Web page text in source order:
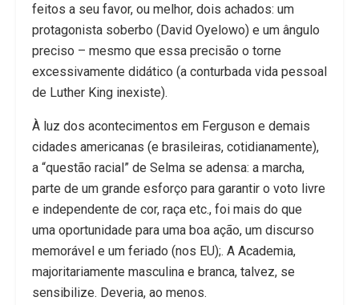
feitos a seu favor, ou melhor, dois achados: um
protagonista soberbo (David Oyelowo) e um ângulo
preciso – mesmo que essa precisão o torne
excessivamente didático (a conturbada vida pessoal
de Luther King inexiste).
À luz dos acontecimentos em Ferguson e demais
cidades americanas (e brasileiras, cotidianamente),
a “questão racial” de Selma se adensa: a marcha,
parte de um grande esforço para garantir o voto livre
e independente de cor, raça etc., foi mais do que
uma oportunidade para uma boa ação, um discurso
memorável e um feriado (nos EU);. A Academia,
majoritariamente masculina e branca, talvez, se
sensibilize. Deveria, ao menos.